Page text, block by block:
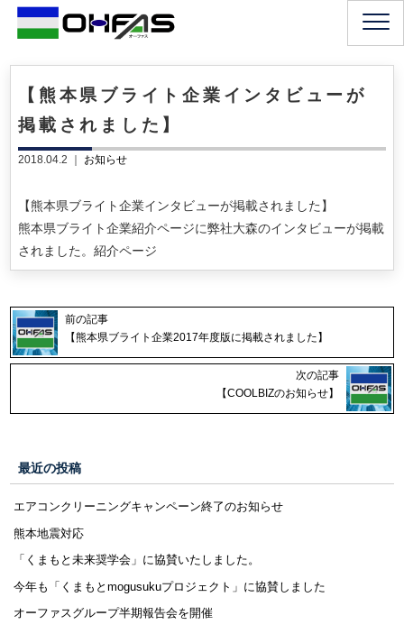
【熊本県ブライト企業インタビューが
掲載されました】
2018.04.2 ｜ お知らせ
【熊本県ブライト企業インタビューが掲載されました】
熊本県ブライト企業紹介ページに弊社大森のインタビューが掲載
されました。紹介ページ
前の記事
【熊本県ブライト企業2017年度版に掲載されました】
次の記事
【COOLBIZのお知らせ】
最近の投稿
エアコンクリーニングキャンペーン終了のお知らせ
熊本地震対応
「くまもと未来奨学会」に協賛いたしました。
今年も「くまもとmogusukuプロジェクト」に協賛しました
オーファスグループ半期報告会を開催